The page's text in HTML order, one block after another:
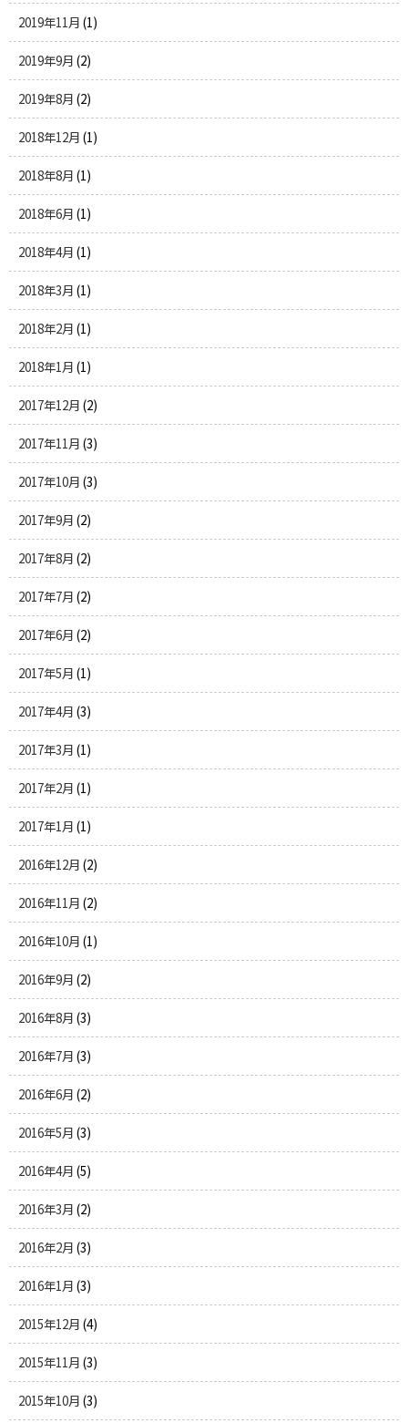
2019年11月 (1)
2019年9月 (2)
2019年8月 (2)
2018年12月 (1)
2018年8月 (1)
2018年6月 (1)
2018年4月 (1)
2018年3月 (1)
2018年2月 (1)
2018年1月 (1)
2017年12月 (2)
2017年11月 (3)
2017年10月 (3)
2017年9月 (2)
2017年8月 (2)
2017年7月 (2)
2017年6月 (2)
2017年5月 (1)
2017年4月 (3)
2017年3月 (1)
2017年2月 (1)
2017年1月 (1)
2016年12月 (2)
2016年11月 (2)
2016年10月 (1)
2016年9月 (2)
2016年8月 (3)
2016年7月 (3)
2016年6月 (2)
2016年5月 (3)
2016年4月 (5)
2016年3月 (2)
2016年2月 (3)
2016年1月 (3)
2015年12月 (4)
2015年11月 (3)
2015年10月 (3)